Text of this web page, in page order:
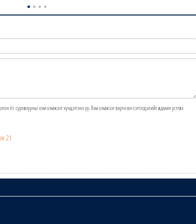
ёс суртахууны хэм хэмжээг хүндэтгэнэ үү. Хэм хэмжээг зөрчсөн сэтгэгдэлийг админ устгах
21